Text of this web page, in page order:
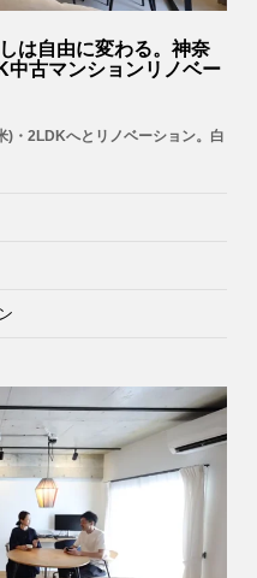
は自由に変わる。神奈
中古マンションリノベー
)・2LDKへとリノベーション。白